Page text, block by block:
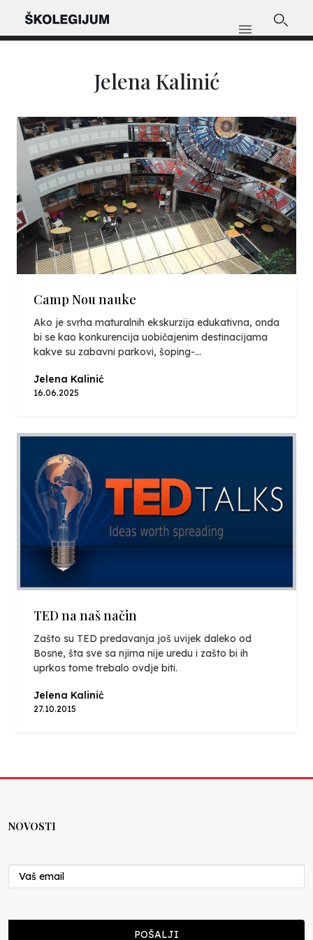
Jelena Kalinić
Camp Nou nauke
Ako je svrha maturalnih ekskurzija edukativna, onda
bi se kao konkurencija uobičajenim destinacijama
kakve su zabavni parkovi, šoping-...
Jelena Kalinić
16.06.2025
TED na naš način
Zašto su TED predavanja još uvijek daleko od
Bosne, šta sve sa njima nije uredu i zašto bi ih
uprkos tome trebalo ovdje biti.
Jelena Kalinić
27.10.2015
NOVOSTI
POŠALJI